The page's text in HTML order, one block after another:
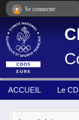
ACCUEIL Le
Se connecter
Panneau de gestion